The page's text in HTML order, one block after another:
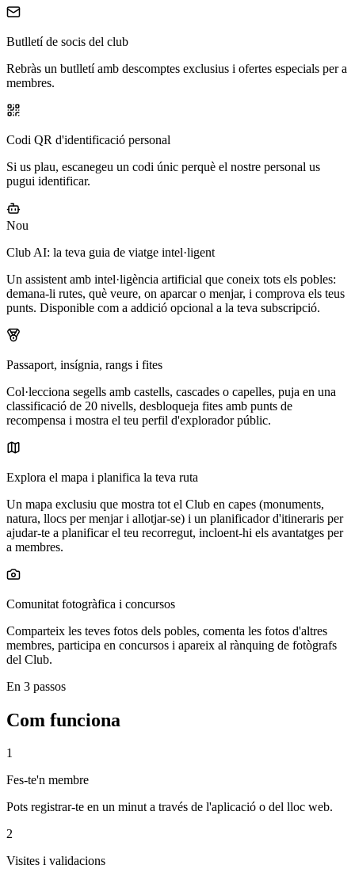
Butlletí de socis del club
Rebràs un butlletí amb descomptes exclusius i ofertes especials per a
membres.
Codi QR d'identificació personal
Si us plau, escanegeu un codi únic perquè el nostre personal us
pugui identificar.
Nou
Club AI: la teva guia de viatge intel·ligent
Un assistent amb intel·ligència artificial que coneix tots els pobles:
demana-li rutes, què veure, on aparcar o menjar, i comprova els teus
punts. Disponible com a addició opcional a la teva subscripció.
Passaport, insígnia, rangs i fites
Col·lecciona segells amb castells, cascades o capelles, puja en una
classificació de 20 nivells, desbloqueja fites amb punts de
recompensa i mostra el teu perfil d'explorador públic.
Explora el mapa i planifica la teva ruta
Un mapa exclusiu que mostra tot el Club en capes (monuments,
natura, llocs per menjar i allotjar-se) i un planificador d'itineraris per
ajudar-te a planificar el teu recorregut, incloent-hi els avantatges per
a membres.
Comunitat fotogràfica i concursos
Comparteix les teves fotos dels pobles, comenta les fotos d'altres
membres, participa en concursos i apareix al rànquing de fotògrafs
del Club.
En 3 passos
Com funciona
1
Fes-te'n membre
Pots registrar-te en un minut a través de l'aplicació o del lloc web.
2
Visites i validacions